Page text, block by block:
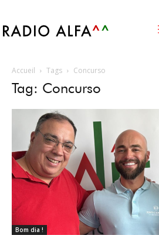
Accueil Tags Concurso
Tag: Concurso
Bom dia !